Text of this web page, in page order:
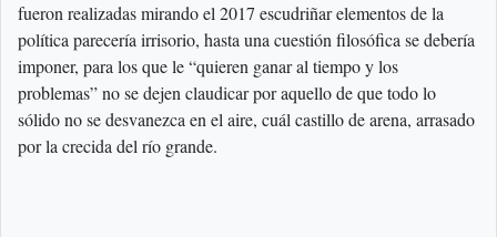
fueron realizadas mirando el 2017 escudriñar elementos de la
política parecería irrisorio, hasta una cuestión filosófica se debería
imponer, para los que le “quieren ganar al tiempo y los
problemas” no se dejen claudicar por aquello de que todo lo
sólido no se desvanezca en el aire, cuál castillo de arena, arrasado
por la crecida del río grande.